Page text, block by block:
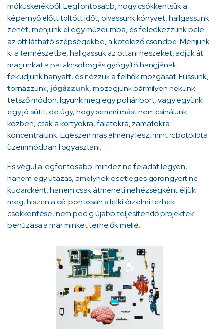
mókuskerékből. Legfontosabb, hogy csökkentsük a
képernyő előtt töltött időt, olvassunk könyvet, hallgassunk
zenét, menjünk el egy múzeumba, és feledkezzünk bele
az ott látható szépségekbe, a kötelező csöndbe. Menjünk
ki a természetbe, hallgassuk az ottani neszeket, adjuk át
magunkat a patakcsobogás gyógyító hangjának,
feküdjünk hanyatt, és nézzük a felhők mozgását. Fussunk,
tornázzunk, jógázzunk, mozogjunk bármilyen nekünk
tetsző módon. Igyunk meg egy pohár bort, vagy együnk
egy jó sütit, de úgy, hogy semmi mást nem csinálunk
közben, csak a kortyokra, falatokra, zamatokra
koncentrálunk. Egészen más élmény lesz, mint robotpilóta
üzemmódban fogyasztani.
És végül a legfontosabb: mindez ne feladat legyen,
hanem egy utazás, amelynek esetleges göröngyeit ne
kudarcként, hanem csak átmeneti nehézségként éljük
meg, hiszen a cél pontosan a lelki érzelmi terhek
csökkentése, nem pedig újabb teljesítendő projektek
behúzása a már minket terhelők mellé.